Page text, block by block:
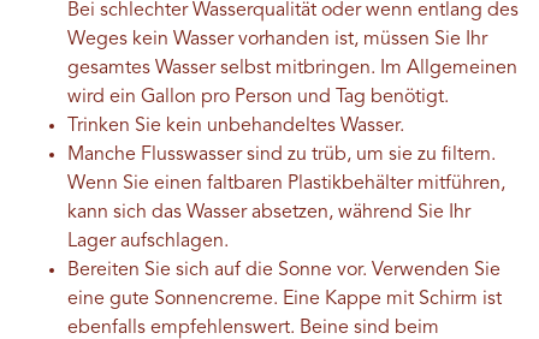
Bei schlechter Wasserqualität oder wenn entlang des
Weges kein Wasser vorhanden ist, müssen Sie Ihr
gesamtes Wasser selbst mitbringen. Im Allgemeinen
wird ein Gallon pro Person und Tag benötigt.
Trinken Sie kein unbehandeltes Wasser.
Manche Flusswasser sind zu trüb, um sie zu filtern.
Wenn Sie einen faltbaren Plastikbehälter mitführen,
kann sich das Wasser absetzen, während Sie Ihr
Lager aufschlagen.
Bereiten Sie sich auf die Sonne vor. Verwenden Sie
eine gute Sonnencreme. Eine Kappe mit Schirm ist
ebenfalls empfehlenswert. Beine sind beim